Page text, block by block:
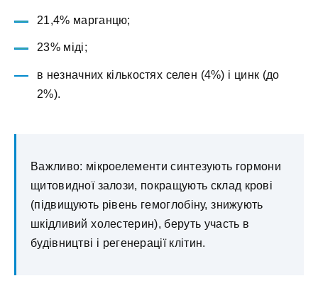
21,4% марганцю;
23% міді;
в незначних кількостях селен (4%) і цинк (до
2%).
Важливо: мікроелементи синтезують гормони
щитовидної залози, покращують склад крові
(підвищують рівень гемоглобіну, знижують
шкідливий холестерин), беруть участь в
будівництві і регенерації клітин.